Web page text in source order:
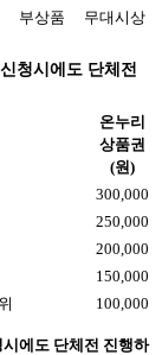
부상품 무대시상
청시에도 단체전
온누리
상품권
(원)
300,000
250,000
200,000
150,000
100,000
시에도 단체전 진행하